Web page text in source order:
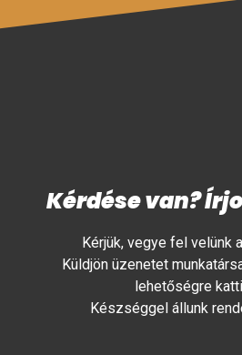
Kérdése van?
Kérjük, vegye fel velünk
Küldjön üzenetet
lehetőségre
Készséggel állunk